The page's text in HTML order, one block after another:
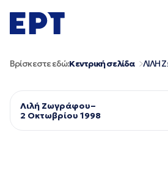
σε
περιεχόμενο
Βρίσκεστε εδώ:Κεντρική σελίδα ΛΙΛΗ
Λιλή Ζωγράφου–
2 Οκτωβρίου 1998